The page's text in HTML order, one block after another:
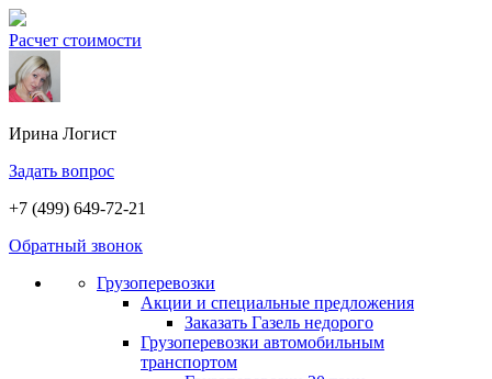
Расчет стоимости
Ирина Логист
Задать вопрос
+7 (499) 649-72-21
Обратный звонок
Грузоперевозки
Акции и специальные предложения
Заказать Газель недорого
Грузоперевозки автомобильным
транспортом